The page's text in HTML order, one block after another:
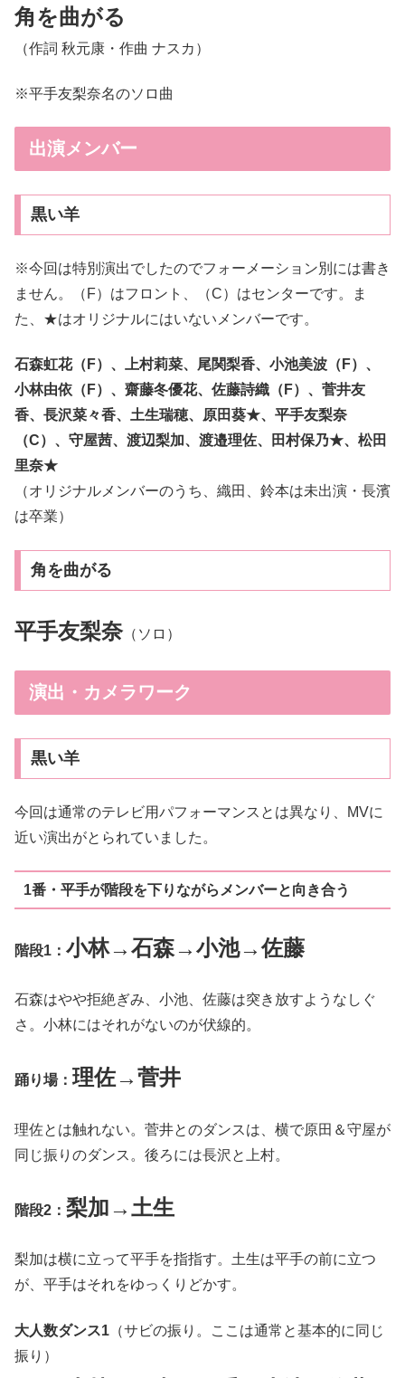
角を曲がる
（作詞 秋元康・作曲 ナスカ）
※平手友梨奈名のソロ曲
出演メンバー
黒い羊
※今回は特別演出でしたのでフォーメーション別には書き
ません。（F）はフロント、（C）はセンターです。ま
た、★はオリジナルにはいないメンバーです。
石森虹花（F）、上村莉菜、尾関梨香、小池美波（F）、
小林由依（F）、齋藤冬優花、佐藤詩織（F）、菅井友
香、長沢菜々香、土生瑞穂、原田葵★、平手友梨奈
（C）、守屋茜、渡辺梨加、渡邉理佐、田村保乃★、松田
里奈★
（オリジナルメンバーのうち、織田、鈴本は未出演・長濱
は卒業）
角を曲がる
平手友梨奈 （ソロ）
演出・カメラワーク
黒い羊
今回は通常のテレビ用パフォーマンスとは異なり、MVに
近い演出がとられていました。
1番・平手が階段を下りながらメンバーと向き合う
階段1： 小林→石森→小池→佐藤
石森はやや拒絶ぎみ、小池、佐藤は突き放すようなしぐ
さ。小林にはそれがないのが伏線的。
踊り場： 理佐→菅井
理佐とは触れない。菅井とのダンスは、横で原田＆守屋が
同じ振りのダンス。後ろには長沢と上村。
階段2： 梨加→土生
梨加は横に立って平手を指指す。土生は平手の前に立つ
が、平手はそれをゆっくりどかす。
大人数ダンス1 （サビの振り。ここは通常と基本的に同じ
振り）